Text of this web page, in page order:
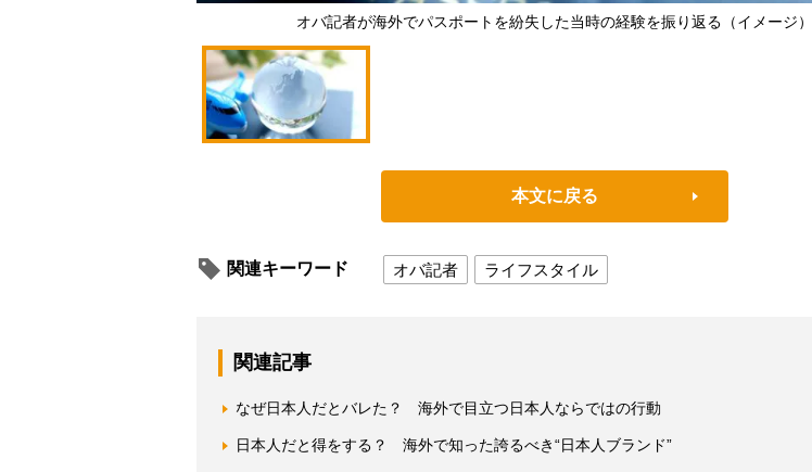
オバ記者が海外でパスポートを紛失した当時の経験を振り返る（イメージ）
本文に戻る
関連キーワード オバ記者 ライフスタイル
関連記事
なぜ日本人だとバレた？ 海外で目立つ日本人ならではの行動
日本人だと得をする？ 海外で知った誇るべき“日本人ブランド”